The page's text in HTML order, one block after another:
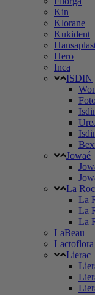
Kin
Klorane
Kukident
Hero
Inca
ISDIN
Jowaé
La
La
La
La
LaBeau
Lactoflora
Lierac